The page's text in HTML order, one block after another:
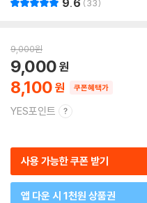
9.6 33
9,000원
8,100
9,000
쿠폰혜택가
YES포인트
사용 가능한 쿠폰 받기
앱 다운 시 1천원 상품권